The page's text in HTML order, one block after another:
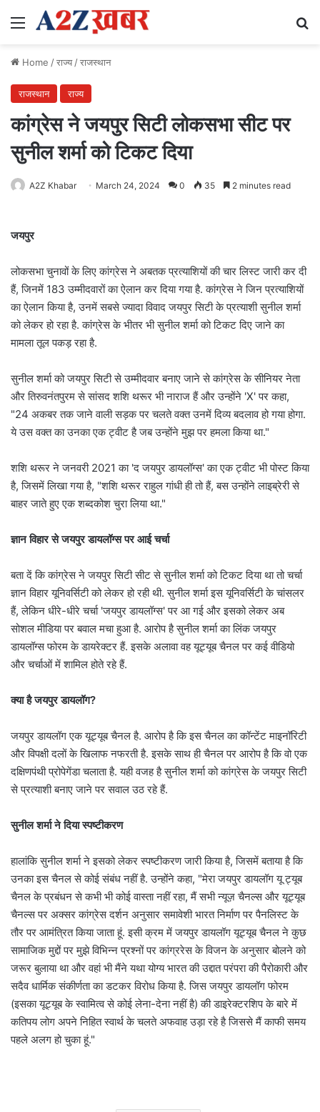
Menu
Home /राज्य/राजस्थान
राजस्थान राज्य
कांग्रेस ने जयपुर सिटी लोकसभा सीट पर
सुनील शर्मा को टिकट दिया
A2Z Khabar March 24, 2024 0 35 2 minutes read
जयपुर
लोकसभा चुनावों के लिए कांग्रेस ने अबतक प्रत्याशियों की चार लिस्ट जारी कर दी
हैं, जिनमें 183 उम्मीदवारों का ऐलान कर दिया गया है. कांग्रेस ने जिन प्रत्याशियों
का ऐलान किया है, उनमें सबसे ज्यादा विवाद जयपुर सिटी के प्रत्याशी सुनील शर्मा
को लेकर हो रहा है. कांग्रेस के भीतर भी सुनील शर्मा को टिकट दिए जाने का
मामला तूल पकड़ रहा है.
सुनील शर्मा को जयपुर सिटी से उम्मीदवार बनाए जाने से कांग्रेस के सीनियर नेता
और तिरुवनंतपुरम से सांसद शशि थरूर भी नाराज हैं और उन्होंने 'X' पर कहा,
"24 अकबर तक जाने वाली सड़क पर चलते वक्त उनमें दिव्य बदलाव हो गया होगा.
ये उस वक्त का उनका एक ट्वीट है जब उन्होंने मुझ पर हमला किया था."
शशि थरूर ने जनवरी 2021 का 'द जयपुर डायलॉग्स' का एक ट्वीट भी पोस्ट किया
है, जिसमें लिखा गया है, "शशि थरूर राहुल गांधी ही तो हैं, बस उन्होंने लाइब्रेरी से
बाहर जाते हुए एक शब्दकोश चुरा लिया था."
ज्ञान विहार से जयपुर डायलॉग्स पर आई चर्चा
बता दें कि कांग्रेस ने जयपुर सिटी सीट से सुनील शर्मा को टिकट दिया था तो चर्चा
ज्ञान विहार यूनिवर्सिटी को लेकर हो रही थी. सुनील शर्मा इस यूनिवर्सिटी के चांसलर
हैं, लेकिन धीरे-धीरे चर्चा 'जयपुर डायलॉग्स' पर आ गई और इसको लेकर अब
सोशल मीडिया पर बवाल मचा हुआ है. आरोप है सुनील शर्मा का लिंक जयपुर
डायलॉग्स फोरम के डायरेक्टर हैं. इसके अलावा वह यूट्यूब चैनल पर कई वीडियो
और चर्चाओं में शामिल होते रहे हैं.
क्या है जयपुर डायलॉग?
जयपुर डायलॉग एक यूट्यूब चैनल है. आरोप है कि इस चैनल का कॉन्टेंट माइनॉरिटी
और विपक्षी दलों के खिलाफ नफरती है. इसके साथ ही चैनल पर आरोप है कि वो एक
दक्षिणपंथी प्रोपेगेंडा चलाता है. यही वजह है सुनील शर्मा को कांग्रेस के जयपुर सिटी
से प्रत्याशी बनाए जाने पर सवाल उठ रहे हैं.
सुनील शर्मा ने दिया स्पष्टीकरण
हालांकि सुनील शर्मा ने इसको लेकर स्पष्टीकरण जारी किया है, जिसमें बताया है कि
उनका इस चैनल से कोई संबंध नहीं है. उन्होंने कहा, "मेरा जयपुर डायलॉग यू ट्यूब
चैनल के प्रबंधन से कभी भी कोई वास्ता नहीं रहा, मैं सभी न्यूज़ चैनल्स और यूट्यूब
चैनल्स पर अक्सर कांग्रेस दर्शन अनुसार समावेशी भारत निर्माण पर पैनलिस्ट के
तौर पर आमंत्रित किया जाता हूं. इसी क्रम में जयपुर डायलॉग यूट्यूब चैनल ने कुछ
सामाजिक मुद्दों पर मुझे विभिन्न प्रश्नों पर कांग्ररेस के विजन के अनुसार बोलने को
जरूर बुलाया था और वहां भी मैंने यथा योग्य भारत की उद्दात परंपरा की पैरोकारी और
सदैव धार्मिक संकीर्णता का डटकर विरोध किया है. जिस जयपुर डायलॉग फोरम
(इसका यूट्यूब के स्वामित्व से कोई लेना-देना नहीं है) की डाइरेक्टरशिप के बारे में
कतिपय लोग अपने निहित स्वार्थ के चलते अफवाह उड़ा रहे है जिससे मैं काफी समय
पहले अलग हो चुका हूं."